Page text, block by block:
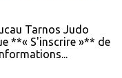
Tarnos Judo
**« S'inscrire »** de